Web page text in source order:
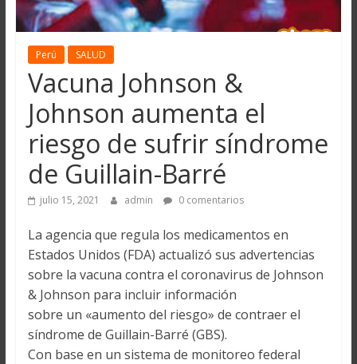
Perú SALUD
Vacuna Johnson &
Johnson aumenta el
riesgo de sufrir síndrome
de Guillain-Barré
julio 15, 2021 admin 0 comentarios
La agencia que regula los medicamentos en
Estados Unidos (FDA) actualizó sus advertencias
sobre la vacuna contra el coronavirus de Johnson
& Johnson para incluir información
sobre un «aumento del riesgo» de contraer el
síndrome de Guillain-Barré (GBS).
Con base en un sistema de monitoreo federal